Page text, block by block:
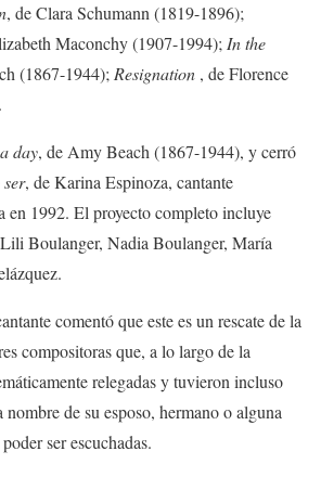
, de Clara Schumann (1819-1896);
Maconchy (1907-1994);In the
(1867-1944);Resignation , de Florence
day, de Amy Beach (1867-1944), y cerró
, de Karina Espinoza, cantante
en 1992. El proyecto completo incluye
Boulanger, Nadia Boulanger, María
comentó que este es un rescate de la
compositoras que, a lo largo de la
relegadas y tuvieron incluso
de su esposo, hermano o alguna
ser escuchadas.